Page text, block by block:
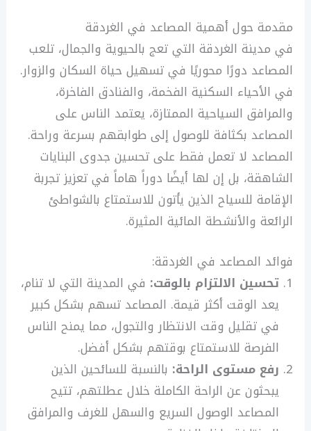
مقدمة حول أهمية المصاعد في الغردقة
في مدينة الغردقة التي تعج بالحيوية والجمال، تلعب
المصاعد دورًا محوريًا في تسهيل حياة السكان والزوار.
في الأحياء السكنية الفخمة، والفنادق الفاخرة،
والمرافق السياحية الممتازة، يعتمد الناس على
المصاعد بكثافة للوصول إلى طوابقهم بسرعة وراحة.
المصاعد لا تعمل فقط على تحسين جدوى البنايات
الشاهقة، بل إن لها أيضًا دوراً هاماً في تعزيز تجربة
الإقامة للسياح الذين يأتون للاستمتاع بالشواطئ
الرائعة والأنشطة المائية المثيرة.
فوائد المصاعد في الغردقة:
تحسين الالتزام بالوقت: في المدينة التي لا تنام،
يعد الوقت أكثر قيمة. المصاعد تسهم بشكل كبير
في تقليل وقت الانتظار والتجول، مما يمنح الناس
الفرصة للاستمتاع بوقتهم بشكل أفضل.
رفع مستوى الراحة: بالنسبة للسائحين الذين
يبحثون عن الراحة الكاملة خلال عطلتهم، تتيح
المصاعد الوصول السريع والسهل للغرف والمرافق